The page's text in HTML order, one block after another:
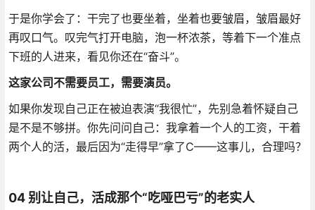
于是你学会了：干完了也要坐着，坐着也要皱眉，皱眉最好
再叹口气。叹完气打开电脑，泡一杯浓茶，等着下一个准点
下班的人进来，看见你还在“奋斗”。
这家公司不需要员工，需要演员。
如果你发现自己正在被迫表演“我很忙”，先别急着怀疑自己
是不是不够拼。你先问问自己：我拿着一个人的工资，干着
两个人的活，最后因为“走得早”拿了C——这事儿，合理吗？
04 别让自己，活成那个“吃哑巴亏”的老实人